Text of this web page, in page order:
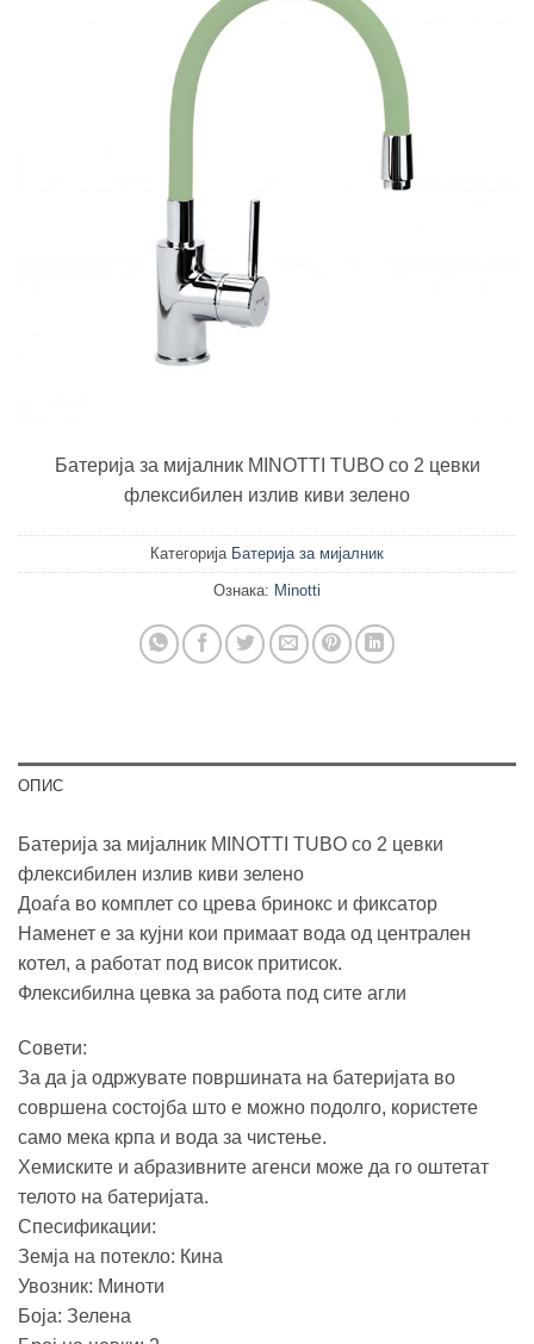
Батерија за мијалник MINOTTI TUBO со 2 цевки
флексибилен излив киви зелено
Категорија Батерија за мијалник
Ознака: Minotti
ОПИС
Батерија за мијалник MINOTTI TUBO со 2 цевки
флексибилен излив киви зелено
Доаѓа во комплет со црева бринокс и фиксатор
Наменет е за кујни кои примаат вода од централен
котел, а работат под висок притисок.
Флексибилна цевка за работа под сите агли
Совети:
За да ја одржувате површината на батеријата во
совршена состојба што е можно подолго, користете
само мека крпа и вода за чистење.
Хемиските и абразивните агенси може да го оштетат
телото на батеријата.
Спесификации:
Земја на потекло: Кина
Увозник: Миноти
Боја: Зелена